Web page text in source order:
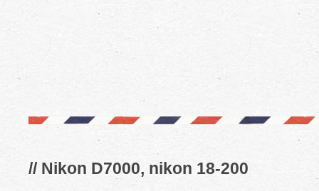
// Nikon D7000, nikon 18-200